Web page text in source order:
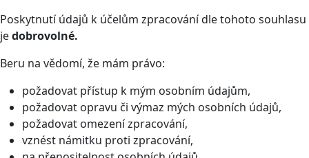
Poskytnutí údajů k účelům zpracování dle tohoto souhlasu
jedobrovolné.
Beru na vědomí, že mám právo:
požadovat přístup k mým osobním údajům,
požadovat opravu či výmaz mých osobních údajů,
požadovat omezení zpracování,
vznést námitku proti zpracování,